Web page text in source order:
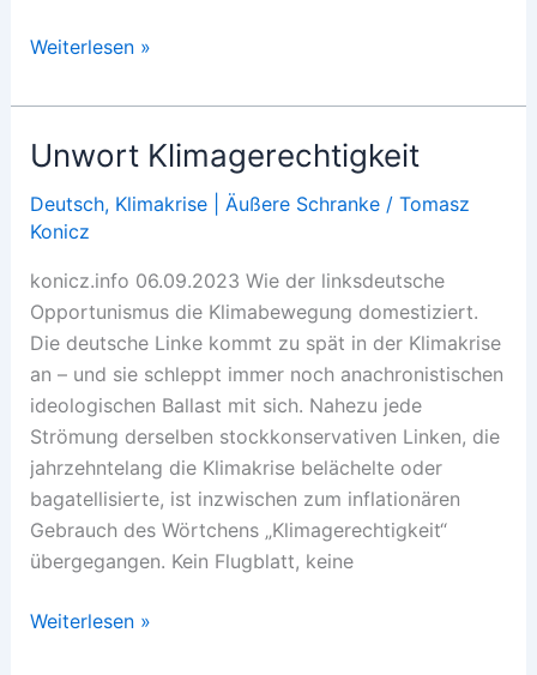
Häuschen
Katastrophenblick
Weiterlesen »
Unwort Klimagerechtigkeit
Deutsch, Klimakrise | Äußere Schranke/ Tomasz
Konicz
konicz.info 06.09.2023 Wie der linksdeutsche
Opportunismus die Klimabewegung domestiziert.
Die deutsche Linke kommt zu spät in der Klimakrise
an – und sie schleppt immer noch anachronistischen
ideologischen Ballast mit sich. Nahezu jede
Strömung derselben stockkonservativen Linken, die
jahrzehntelang die Klimakrise belächelte oder
bagatellisierte, ist inzwischen zum inflationären
Gebrauch des Wörtchens „Klimagerechtigkeit“
übergegangen. Kein Flugblatt, keine
Unwort
Weiterlesen »